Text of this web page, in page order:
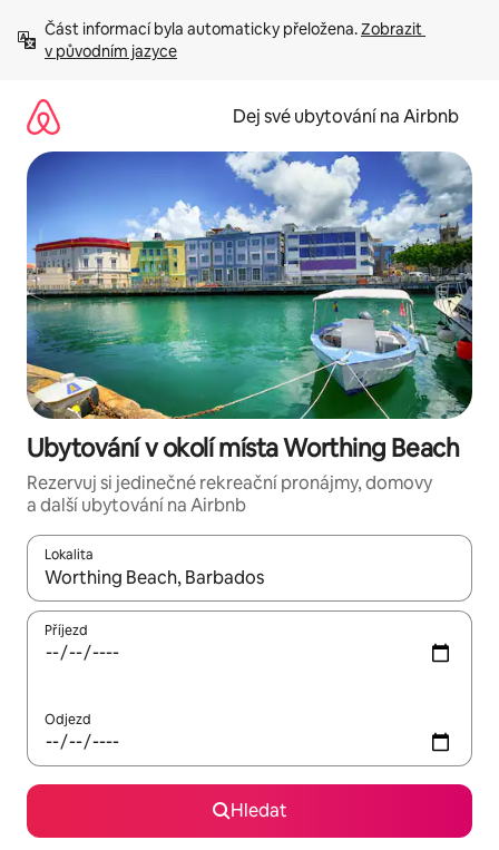
obsah
Část informací byla automaticky přeložena. Zobrazit
v původním jazyce
Dej své ubytování na Airbnb
Ubytování v okolí místa Worthing Beach
Rezervuj si jedinečné rekreační pronájmy, domovy
a další ubytování na Airbnb
Lokalita
Až budou výsledky k dispozici, můžeš si je procházet pomocí
Příjezd
Odjezd
Hledat